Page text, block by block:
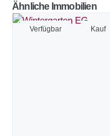
Ähnliche Immobilien
Verfügbar Kauf